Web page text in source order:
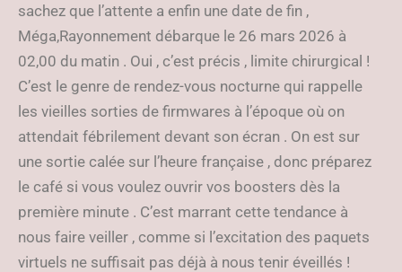
sachez que l’attente a enfin une date de fin ,
Méga,Rayonnement débarque le 26 mars 2026 à
02,00 du matin . Oui , c’est précis , limite chirurgical !
C’est le genre de rendez-vous nocturne qui rappelle
les vieilles sorties de firmwares à l’époque où on
attendait fébrilement devant son écran . On est sur
une sortie calée sur l’heure française , donc préparez
le café si vous voulez ouvrir vos boosters dès la
première minute . C’est marrant cette tendance à
nous faire veiller , comme si l’excitation des paquets
virtuels ne suffisait pas déjà à nous tenir éveillés !